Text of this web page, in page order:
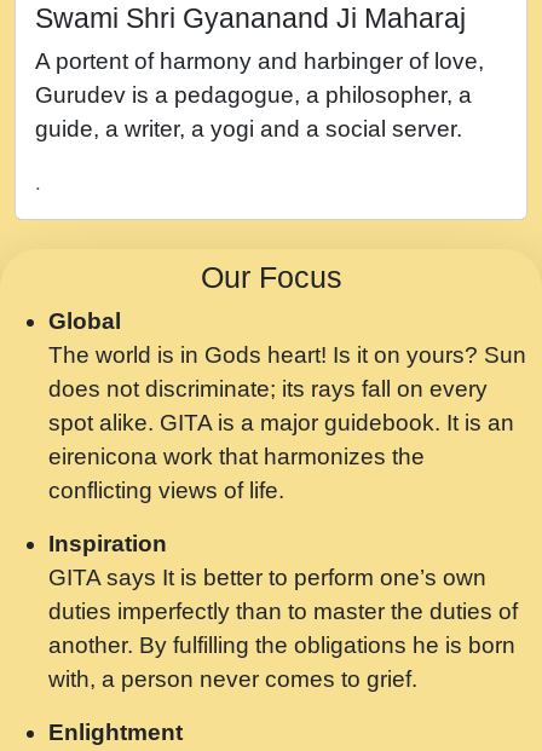
नह भरस रह लडडल... अपन खट करम क !!!! मह दद
सहर चरण क .....mp3
बगड नसब कसन सवर तर बगर Shri ravinandan
shastri ji maharaj.mp3
Chahe Ram Ho Chahe Shyam Ho.mp3
मझ अपन जवन बनन न आय, रठ हर क मनन न आय
Shri ravinandan shastri ji maharaj.mp3
मन अशांत मंत्र जाप - गीता प्रेरणा -Swami
Gyananand Ji Maharaj.mp3
मन बध लय परम वल कगन Special Shyam
Saawariya.mp3
मर गनय न अपरध लडडल शर रध.... Shri
ravinandan shastri ji maharaj.mp3
मेरे मन हरी का ध्यान लगा - भजन भाव - 2018 -
Rishikesh - Swami Gyananand Ji
Maharaj.mp3
Swami Shri Gyananand Ji Maharaj
A portent of harmony and harbinger of love,
Gurudev is a pedagogue, a philosopher, a
guide, a writer, a yogi and a social server.
.
Our Focus
Global
The world is in Gods heart! Is it on yours? Sun
does not discriminate; its rays fall on every
spot alike. GITA is a major guidebook. It is an
eirenicona work that harmonizes the
conflicting views of life.
Inspiration
GITA says It is better to perform one’s own
duties imperfectly than to master the duties of
another. By fulfilling the obligations he is born
with, a person never comes to grief.
Enlightment